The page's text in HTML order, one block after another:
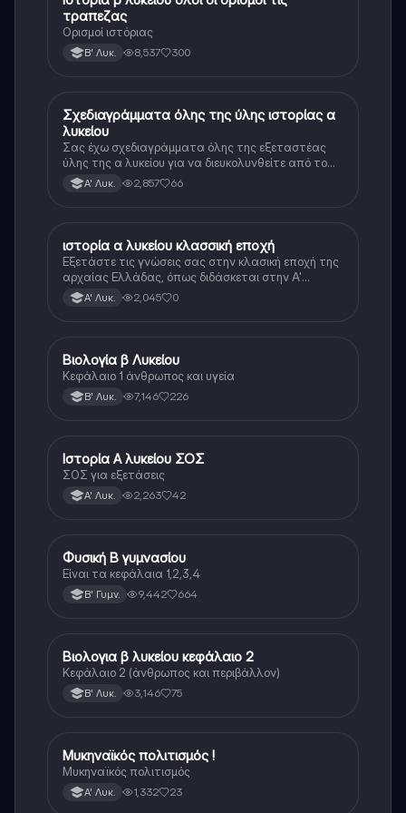
τραπεζας
Ορισμοί ιστόριας
Β' Λυκ. 8,537 300
Ιστορία
Σχεδιαγράμματα όλης της ύλης ιστορίας α
λυκείου
Σας έχω σχεδιαγράμματα όλης της εξεταστέας
ύλης της α λυκείου για να διευκολυνθείτε από το
τεράστιο βάρος του βιβλίου
Α' Λυκ. 2,857 66
Ιστορία
ιστορία α λυκείου κλασσική εποχή
Εξετάστε τις γνώσεις σας στην κλασική εποχή της
αρχαίας Ελλάδας, όπως διδάσκεται στην Α'
Λυκείου.Α' Λυκ. 2,045 0
Βιολογία
Βιολογία β Λυκείου
Κεφάλαιο 1 άνθρωπος και υγεία
Β' Λυκ. 7,146 226
Ιστορία
Ιστορία Α λυκείου ΣΟΣ
ΣΟΣ για εξετάσεις
Α' Λυκ. 2,263 42
Φυσική
Φυσική Β γυμνασίου
Είναι τα κεφάλαια 1,2,3,4
Β' Γυμν. 9,442 664
Βιολογία
Βιολογια β λυκείου κεφάλαιο 2
Κεφάλαιο 2 (άνθρωπος και περιβάλλον)
Β' Λυκ. 3,146 75
Ιστορία
Μυκηναϊκός πολιτισμός !
Μυκηναϊκός πολιτισμός
Α' Λυκ. 1,332 23